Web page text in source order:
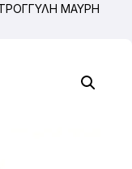
ΜΑΥΡΗ